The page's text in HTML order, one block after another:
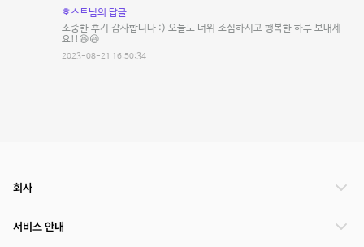
호스트님의 답글
소중한 후기 감사합니다 :) 오늘도 더위 조심하시고 행복한 하루 보내세
요!!😆😆
2023-08-21 16:50:34
회사
서비스 안내